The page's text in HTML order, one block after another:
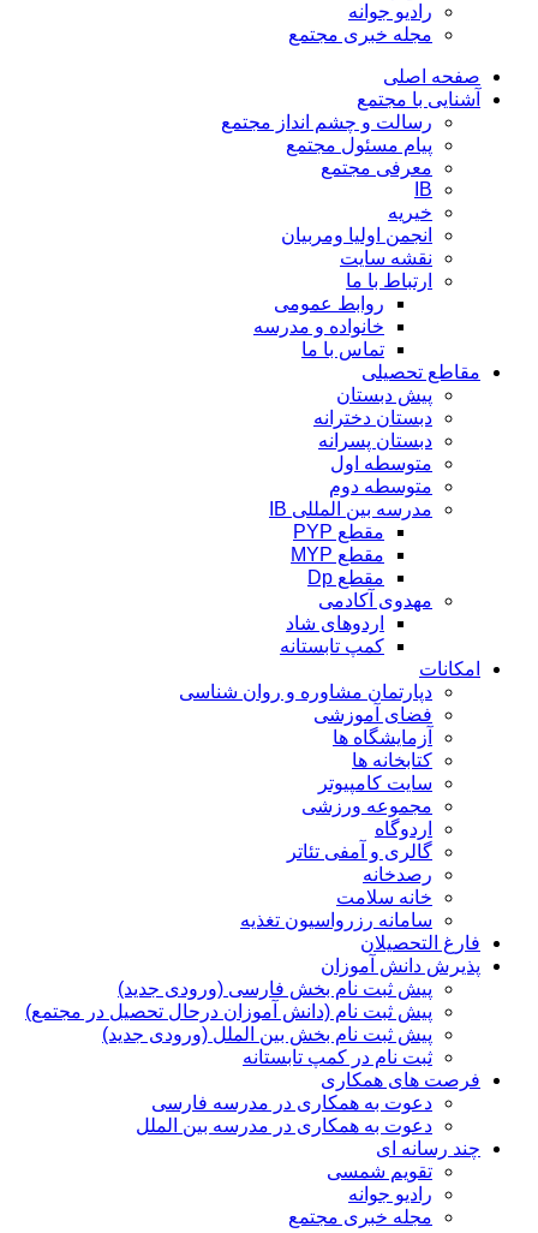
رادیو جوانه
مجله خبری مجتمع
صفحه اصلی
آشنایی با مجتمع
رسالت و چشم انداز مجتمع
پیام مسئول مجتمع
معرفی مجتمع
IB
خیریه
انجمن اولیا ومربیان
نقشه سایت
ارتباط با ما
روابط عمومی
خانواده و مدرسه
تماس با ما
مقاطع تحصیلی
پیش دبستان
دبستان دخترانه
دبستان پسرانه
متوسطه اول
متوسطه دوم
مدرسه بین المللی IB
مقطع PYP
مقطع MYP
مقطع Dp
مهدوی آکادمی
اردوهای شاد
کمپ تابستانه
امکانات
دپارتمان مشاوره و روان شناسی
فضای آموزشی
آزمایشگاه ها
کتابخانه ها
سایت کامپیوتر
مجموعه ورزشی
اردوگاه
گالری و آمفی تئاتر
رصدخانه
خانه سلامت
سامانه رزرواسیون تغذیه
فارغ التحصیلان
پذیرش دانش آموزان
پیش ثبت نام بخش فارسی (ورودی جدید)
پیش ثبت نام (دانش آموزان درحال تحصیل در مجتمع)
پیش ثبت نام بخش بین الملل (ورودی جدید)
ثبت نام در کمپ تابستانه
فرصت های همکاری
دعوت به همکاری در مدرسه فارسی
دعوت به همکاری در مدرسه بین الملل
چند رسانه ای
تقویم شمسی
رادیو جوانه
مجله خبری مجتمع